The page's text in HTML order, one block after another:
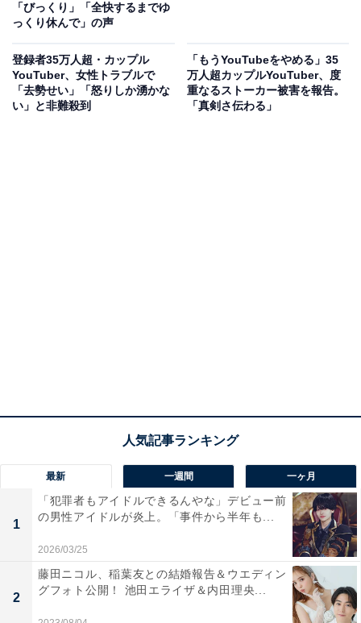
「びっくり」「全快するまでゆ
っくり休んで」の声
登録者35万人超・カップル
YouTuber、女性トラブルで
「去勢せい」「怒りしか湧かな
い」と非難殺到
「もうYouTubeをやめる」35
万人超カップルYouTuber、度
重なるストーカー被害を報告。
「真剣さ伝わる」
最新 一週間 一ヶ月
1
「犯罪者もアイドルできるんやな」デビュー前
の男性アイドルが炎上。「事件から半年も...
2026/03/25
2
藤田ニコル、稲葉友との結婚報告＆ウエディン
グフォト公開！ 池田エライザ＆内田理央...